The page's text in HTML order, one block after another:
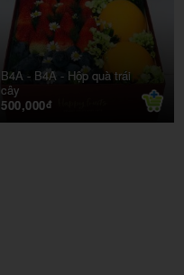
B4A - B4A - Hộp quà trái
cây
500,000đ